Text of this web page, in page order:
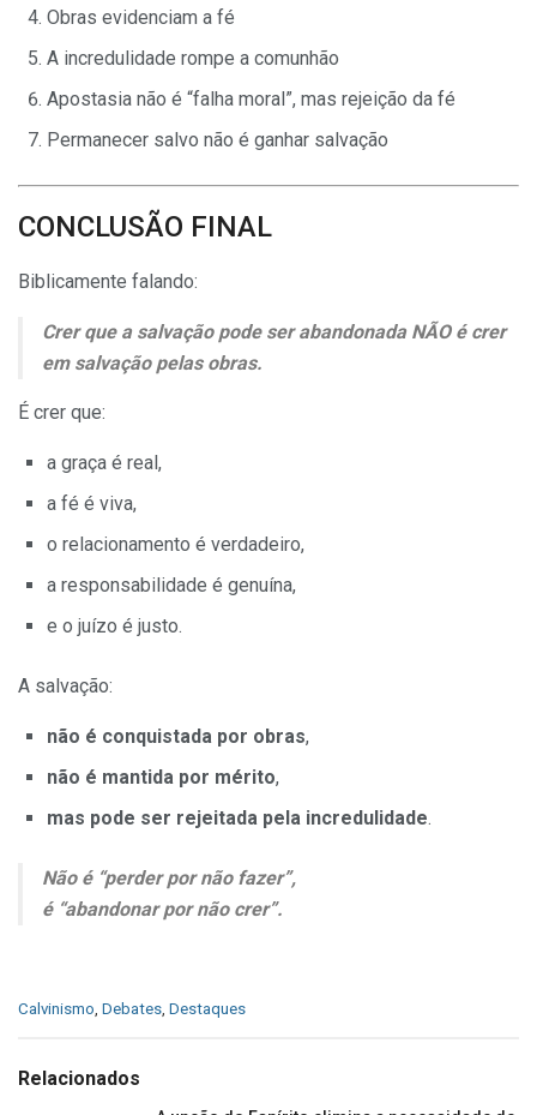
Obras evidenciam a fé
A incredulidade rompe a comunhão
Apostasia não é “falha moral”, mas rejeição da fé
Permanecer salvo não é ganhar salvação
CONCLUSÃO FINAL
Biblicamente falando:
Crer que a salvação pode ser abandonada NÃO é crer
em salvação pelas obras.
É crer que:
a graça é real,
a fé é viva,
o relacionamento é verdadeiro,
a responsabilidade é genuína,
e o juízo é justo.
A salvação:
não é conquistada por obras,
não é mantida por mérito,
mas pode ser rejeitada pela incredulidade.
Não é “perder por não fazer”,
é “abandonar por não crer”.
C
e
Calvinismo, Debates, Destaques
Relacionados